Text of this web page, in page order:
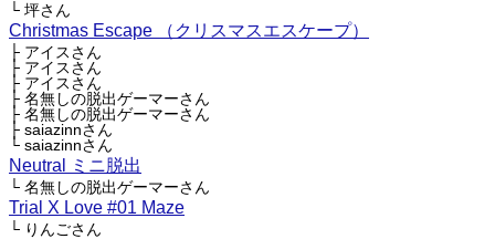
└ 坪さん
Christmas Escape （クリスマスエスケープ）
├ アイスさん
├ アイスさん
├ アイスさん
├ 名無しの脱出ゲーマーさん
├ 名無しの脱出ゲーマーさん
├ saiazinnさん
└ saiazinnさん
Neutral ミニ脱出
└ 名無しの脱出ゲーマーさん
Trial X Love #01 Maze
└ りんごさん